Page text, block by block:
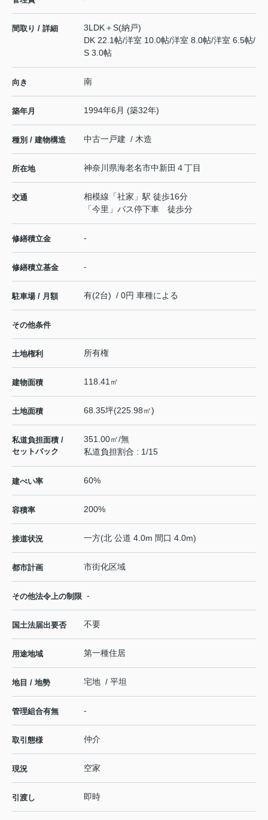
間取り / 詳細
3LDK＋S(納戸)
DK 22.1帖/洋室 10.0帖/洋室 8.0帖/洋室 6.5帖/
S 3.0帖
向き 南
築年月 1994年6月 (築32年)
種別 / 建物構造 中古一戸建 / 木造
所在地 神奈川県海老名市中新田 ４丁目
交通 相模線 「社家 」駅 徒歩16分
「今里」バス停下車 徒歩分
修繕積立金 -
修繕積立基金 -
駐車場 / 月額 有(2台) / 0円 車種による
その他条件
土地権利 所有権
建物面積 118.41㎡
土地面積 68.35坪(225.98㎡)
私道負担面積 /
セットバック
351.00㎡/無
私道負担割合 : 1/15
建ぺい率 60%
容積率 200%
接道状況 一方(北 公道 4.0m 間口 4.0m)
都市計画 市街化区域
その他法令上の制限 -
国土法届出要否 不要
用途地域 第一種住居
地目 / 地勢 宅地 / 平坦
管理組合有無 -
取引態様 仲介
現況 空家
引渡し 即時